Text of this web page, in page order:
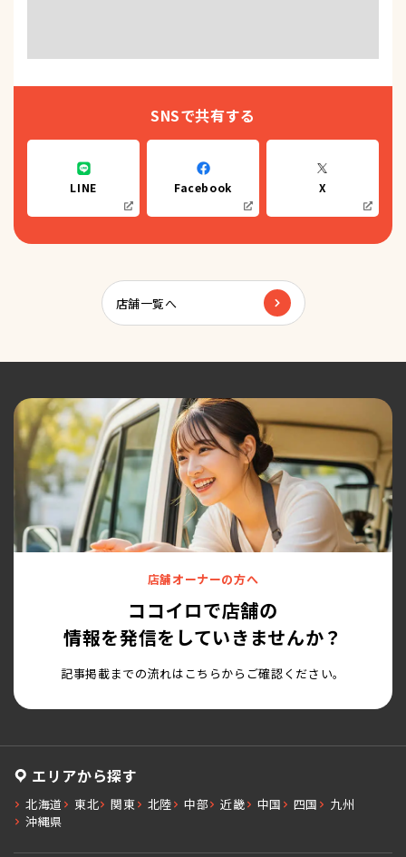
SNSで共有する
LINE Facebook X
店舗一覧へ
店舗オーナーの方へ
ココイロで店舗の
情報を発信をしていきませんか？
記事掲載までの流れはこちらからご確認ください。
エリアから探す
北海道 東北 関東 北陸 中部 近畿 中国 四国
九州
沖縄県